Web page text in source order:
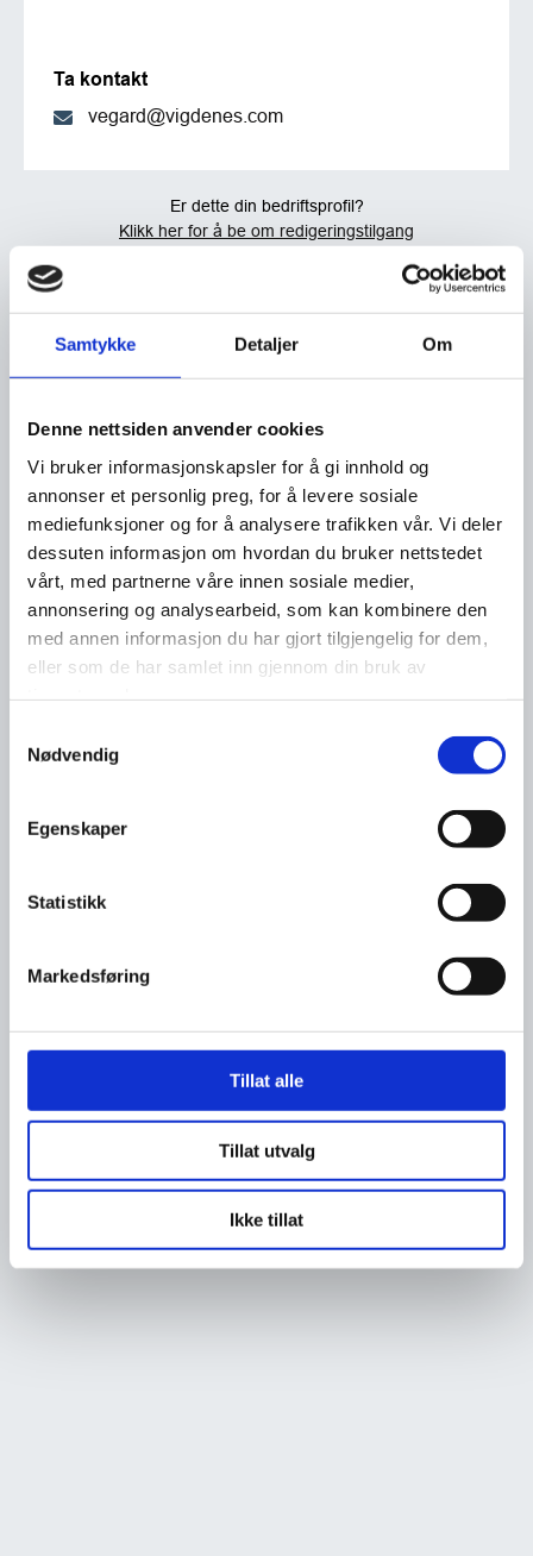
Samtykke Detaljer Om
Denne nettsiden anvender cookies
Vi bruker informasjonskapsler for å gi innhold og
annonser et personlig preg, for å levere sosiale
mediefunksjoner og for å analysere trafikken vår. Vi deler
dessuten informasjon om hvordan du bruker nettstedet
vårt, med partnerne våre innen sosiale medier,
annonsering og analysearbeid, som kan kombinere den
med annen informasjon du har gjort tilgjengelig for dem,
eller som de har samlet inn gjennom din bruk av
Nødvendig
Egenskaper
Statistikk
Markedsføring
Tillat alle
Tillat utvalg
Ikke tillat
Ta kontakt
vegard@vigdenes.com
Er dette din bedriftsprofil?
Klikk her for å be om redigeringstilgang